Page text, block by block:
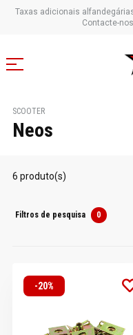
Taxas adicionais
Contacte-
SCOOTER
Neos
6 produto(s)
Filtros de pesquisa 0
-20%